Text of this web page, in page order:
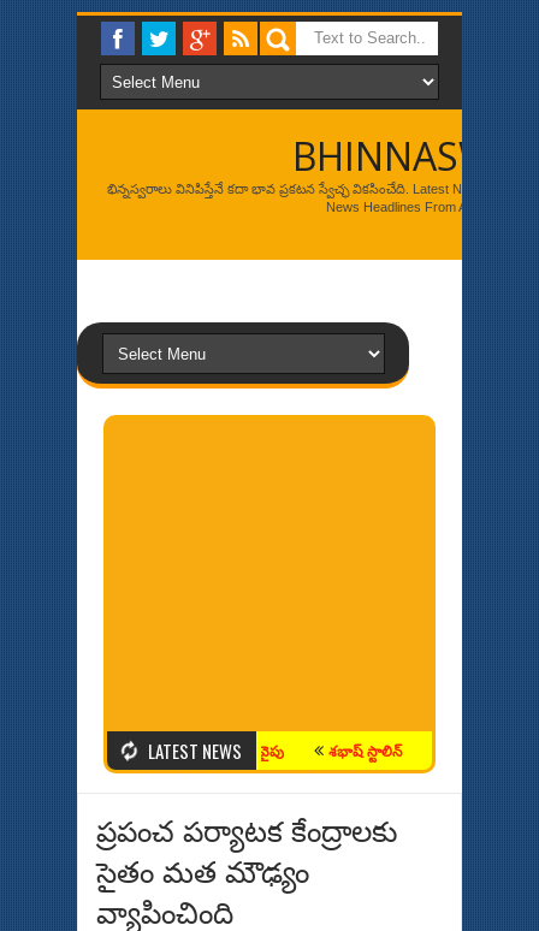
భిన్నస్వరాలు వినిపిస్తేనే కదా భావ ప్రకటన స్వేచ్ఛ వికసించేది. Latest News, Breaking
News Headlines From Around The
LATEST NEWS
గ్లామ‌ర్ ఫీల్డ్ నుంచి ఆధ్యాత్మిక మార్గం వైపు శభాష్ స్టాలిన్
ప్రపంచ పర్యాటక కేంద్రాలకు
సైతం మత మౌఢ్యం
వ్యాపించింది